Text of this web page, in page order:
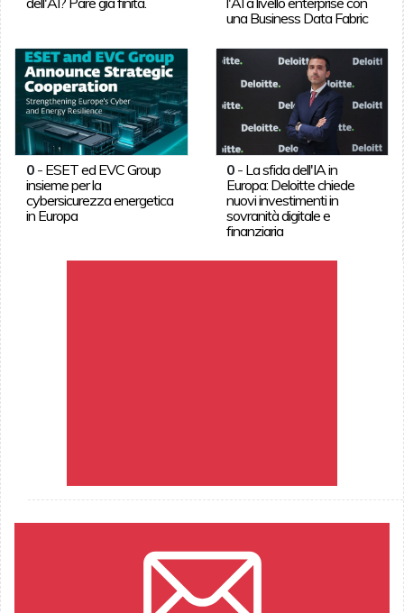
una Business Data Fabric
0- ESET ed EVC Group
insieme per la
cybersicurezza energetica
in Europa
0 - La sfida dell'IA in
Europa: Deloitte chiede
nuovi investimenti in
sovranità digitale e
finanziaria